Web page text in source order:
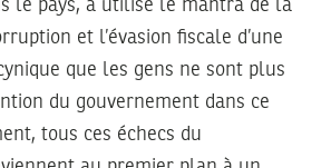
le pays, a utilisé le mantra de la
et l’évasion fiscale d’une
que les gens ne sont plus
du gouvernement dans ce
tous ces échecs du